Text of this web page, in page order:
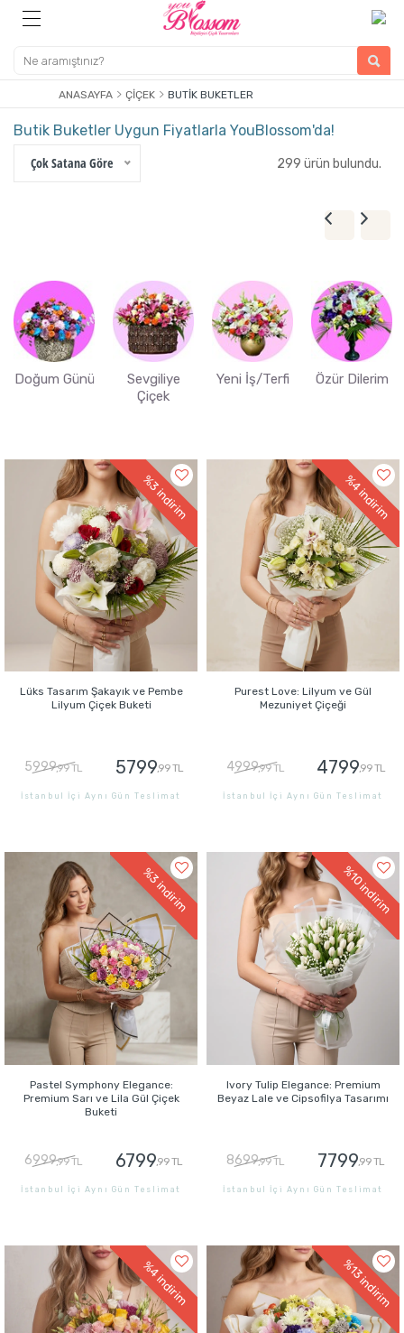
ANASAYFA ÇIÇEK BUTIK BUKETLER
Butik Buketler Uygun Fiyatlarla YouBlossom'da!
Çok Satana Göre
299 ürün bulundu.
Doğum Günü
Sevgiliye
Çiçek
Yeni İş/Terfi Özür Dilerim
%3
indirim
Lüks Tasarım Şakayık ve Pembe
Lilyum Çiçek Buketi
5999,99 TL 5799,99 TL
İstanbul İçi Aynı Gün Teslimat
%4
indirim
Purest Love: Lilyum ve Gül
Mezuniyet Çiçeği
4999,99 TL 4799,99 TL
İstanbul İçi Aynı Gün Teslimat
%3
indirim
Pastel Symphony Elegance:
Premium Sarı ve Lila Gül Çiçek
Buketi
6999,99 TL 6799,99 TL
İstanbul İçi Aynı Gün Teslimat
%10
indirim
Ivory Tulip Elegance: Premium
Beyaz Lale ve Cipsofilya Tasarımı
8699,99 TL 7799,99 TL
İstanbul İçi Aynı Gün Teslimat
%4
indirim
%13
indirim